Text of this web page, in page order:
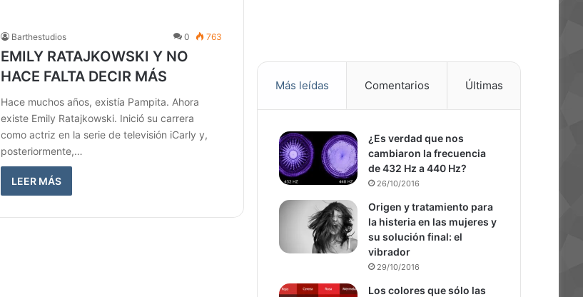
Barthestudios 0 763
EMILY RATAJKOWSKI Y NO
HACE FALTA DECIR MÁS
Hace muchos años, existía Pampita. Ahora
existe Emily Ratajkowski. Inició su carrera
como actriz en la serie de televisión iCarly y,
posteriormente,…
LEER MÁS
Más leídas Comentarios Últimas
¿Es verdad que nos
cambiaron la frecuencia
de 432 Hz a 440 Hz?
26/10/2016
Origen y tratamiento para
la histeria en las mujeres y
su solución final: el
vibrador
29/10/2016
Los colores que sólo las